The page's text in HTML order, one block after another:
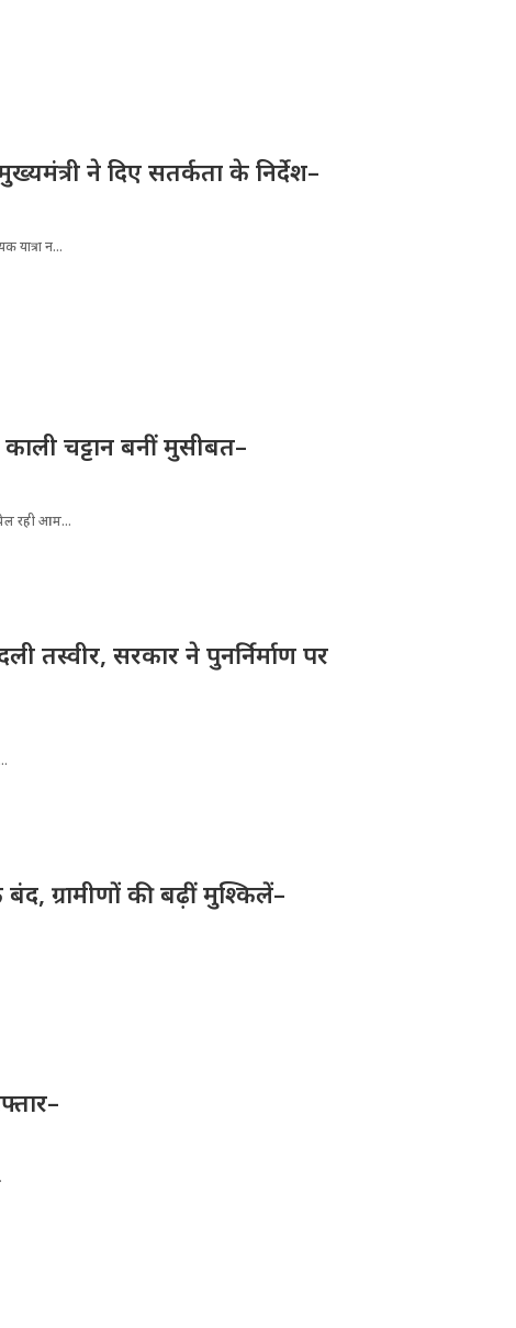
ने दिए सतर्कता के निर्देश–
यात्रा न...
चट्टान बनीं मुसीबत–
रही आम...
तस्वीर, सरकार ने पुनर्निर्माण पर
ग्रामीणों की बढ़ीं मुश्किलें–